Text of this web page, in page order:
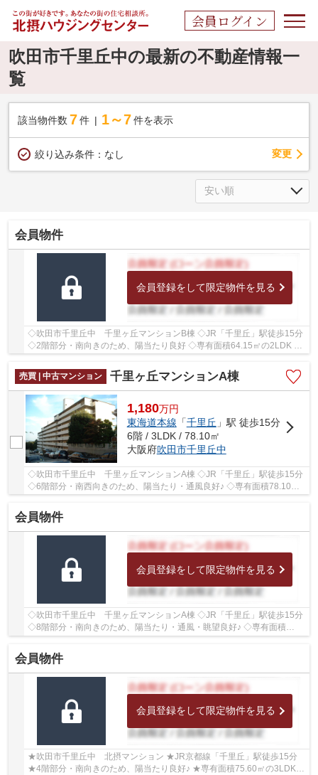
会員ログイン
吹田市千里丘中の最新の不動産情報一
覧
該当物件数 7件 1～7 件を表示
絞り込み条件： なし 変更
会員物件
会員登録をして限定物件を見る
◇吹田市千里丘中 千里ヶ丘マンションB棟 ◇JR「千里丘」駅徒歩15分
◇2階部分・南向きのため、陽当たり良好 ◇専有面積64.15㎡の2LDK ◇
ペットと一緒にお住まいいただけます(規約による制...
売買 | 中古マンション
千里ヶ丘マンションA棟
1,180万円
東海道本線 「千里丘 」駅 徒歩15分
6階 / 3LDK / 78.10㎡
大阪府吹田市千里丘中
◇吹田市千里丘中 千里ヶ丘マンションA棟 ◇JR「千里丘」駅徒歩15分
◇6階部分・南西向きのため、陽当たり・通風良好♪ ◇専有面積78.10㎡
会員物件
会員登録をして限定物件を見る
◇吹田市千里丘中 千里ヶ丘マンションA棟 ◇JR「千里丘」駅徒歩15分
◇8階部分・南向きのため、陽当たり・通風・眺望良好♪ ◇専有面積
78.10㎡の2LDK ◇2007年8月室内リフォーム歴がござい...
会員物件
会員登録をして限定物件を見る
★吹田市千里丘中 北摂マンション ★JR京都線「千里丘」駅徒歩15分
★4階部分・南向きのため、陽当たり良好♪ ★専有面積75.60㎡の3LDK